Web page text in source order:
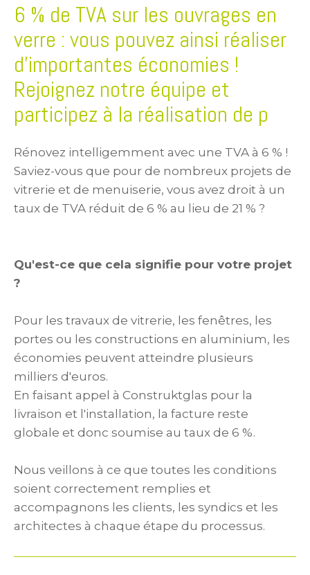
6 % de TVA sur les ouvrages en
verre : vous pouvez ainsi réaliser
d'importantes économies !
Rejoignez notre équipe et
participez à la réalisation de p
Rénovez intelligemment avec une TVA à 6 % !
Saviez-vous que pour de nombreux projets de
vitrerie et de menuiserie, vous avez droit à un
taux de TVA réduit de 6 % au lieu de 21 % ?
Qu'est-ce que cela signifie pour votre projet
?
Pour les travaux de vitrerie, les fenêtres, les
portes ou les constructions en aluminium, les
économies peuvent atteindre plusieurs
milliers d'euros.
En faisant appel à Construktglas pour la
livraison et l'installation, la facture reste
globale et donc soumise au taux de 6 %.
Nous veillons à ce que toutes les conditions
soient correctement remplies et
accompagnons les clients, les syndics et les
architectes à chaque étape du processus.